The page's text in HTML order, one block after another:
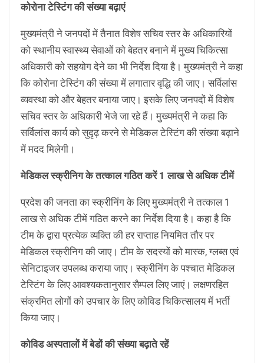
कोरोना टेस्टिंग की संख्या बढ़ाएं
मुख्यमंत्री ने जनपदों में तैनात विशेष सचिव स्तर के अधिकारियों
को स्थानीय स्वास्थ्य सेवाओं को बेहतर बनाने में मुख्य चिकित्सा
अधिकारी को सहयोग देने का भी निर्देश दिया है। मुख्यमंत्री ने कहा
कि कोरोना टेस्टिंग की संख्या में लगातार वृद्धि की जाए। सर्विलांस
व्यवस्था को और बेहतर बनाया जाए। इसके लिए जनपदों में विशेष
सचिव स्तर के अधिकारी भेजे जा रहे हैं। मुख्यमंत्री ने कहा कि
सर्विलांस कार्य को सुदृढ़ करने से मेडिकल टेस्टिंग की संख्या बढ़ाने
में मदद मिलेगी।
मेडिकल स्क्रीनिग के तत्काल गठित करें 1 लाख से अधिक टीमें
प्रदेश की जनता का स्क्रीनिंग के लिए मुख्यमंत्री ने तत्काल 1
लाख से अधिक टीमें गठित करने का निर्देश दिया है। कहा है कि
टीम के द्वारा प्रत्येक व्यक्ति की हर राप्ताह नियमित तौर पर
मेडिकल स्क्रीनिग की जाए। टीम के सदस्यों को मास्क, ग्लब्स एवं
सेनिटाइजर उपलब्ध कराया जाए। स्क्रीनिंग के पश्चात मेडिकल
टेस्टिंग के लिए आवश्यकतानुसार सैम्पल लिए जाएं। लक्षणरहित
संक्रमित लोगों को उपचार के लिए कोविड चिकित्सालय में भर्ती
किया जाए।
कोविड अस्पतालों में बेडों की संख्या बढ़ाते रहें